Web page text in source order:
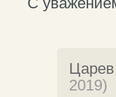
2019)